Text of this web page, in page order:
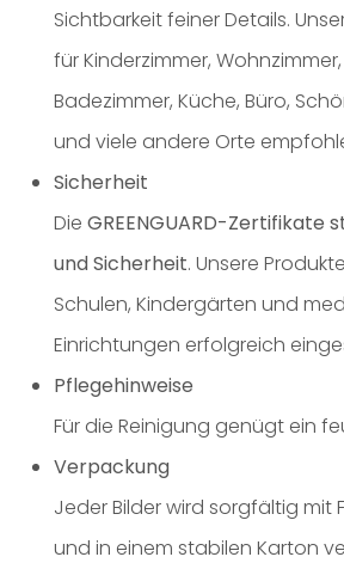
Sichtbarkeit feiner Details.
für Kinderzimmer,
Badezimmer, Küche, Büro,
und viele andere Orte
Sicherheit
Die GREENGUARD-Zertifikate
und Sicherheit. Unsere
Schulen, Kindergärten und
Einrichtungen erfolgreich
Pflegehinweise
Für die Reinigung genügt ein
Verpackung
Jeder Bilder wird sorgfältig mit
und in einem stabilen Karton